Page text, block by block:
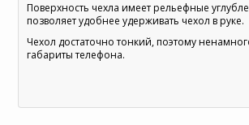
Поверхность чехла имеет рельефные
позволяет удобнее удерживать чехол в руке.
Чехол достаточно тонкий, поэтому
габариты телефона.